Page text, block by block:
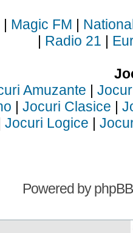
| Magic FM |
| Radio 21 |
Amuzante |
| Jocuri Clasice |
Jocuri Logice |
Powered byphpBB